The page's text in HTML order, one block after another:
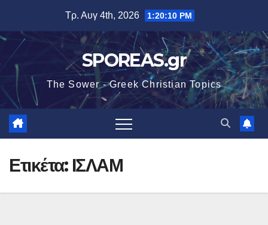
περιεχόμενο
Τρ. Αυγ 4th, 2026 1:20:11 PM
SPOREAS.gr
The Sower - Greek Christian Topics
Ετικέτα: ΙΣΛΑΜ